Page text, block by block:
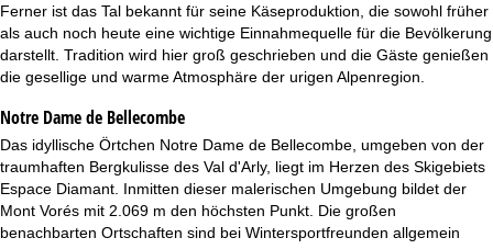
Ferner ist das Tal bekannt für seine Käseproduktion, die sowohl früher
als auch noch heute eine wichtige Einnahmequelle für die Bevölkerung
darstellt. Tradition wird hier groß geschrieben und die Gäste genießen
die gesellige und warme Atmosphäre der urigen Alpenregion.
Notre Dame de Bellecombe
Das idyllische Örtchen Notre Dame de Bellecombe, umgeben von der
traumhaften Bergkulisse des Val d'Arly, liegt im Herzen des Skigebiets
Espace Diamant. Inmitten dieser malerischen Umgebung bildet der
Mont Vorés mit 2.069 m den höchsten Punkt. Die großen
benachbarten Ortschaften sind bei Wintersportfreunden allgemein